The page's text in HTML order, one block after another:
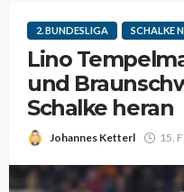
2. BUNDESLIGA SCHALKE
Lino
und
Schalke heran
Johannes Ketterl 15.